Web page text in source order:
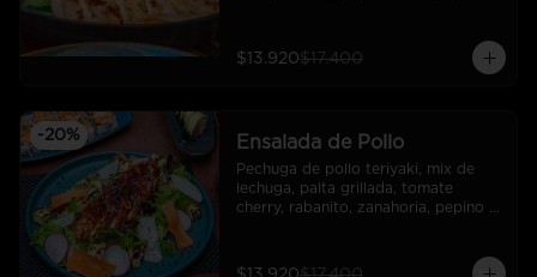
$13.920$17.400
-20% Ensalada de Pollo
Pechuga de pollo teriyaki, mix de
lechuga, palta grillada, tomate
cherry, rabanito, zanahoria, pepino